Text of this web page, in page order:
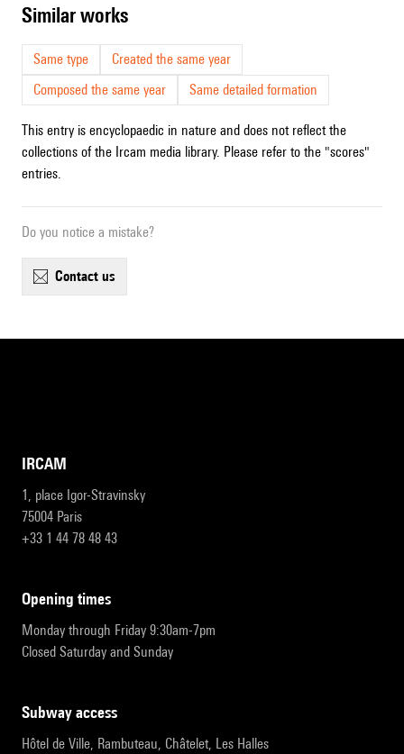
similar works
Same type
Created the same year
Composed the same year
Same detailed formation
This entry is encyclopaedic in nature and does not reflect the
collections of the Ircam media library. Please refer to the "scores"
entries.
Do you notice a mistake?
contact us
IRCAM
1, place Igor-Stravinsky
75004 Paris
+33 1 44 78 48 43
opening times
Monday through Friday 9:30am-7pm
Closed Saturday and Sunday
subway access
Hôtel de Ville, Rambuteau, Châtelet, Les Halles